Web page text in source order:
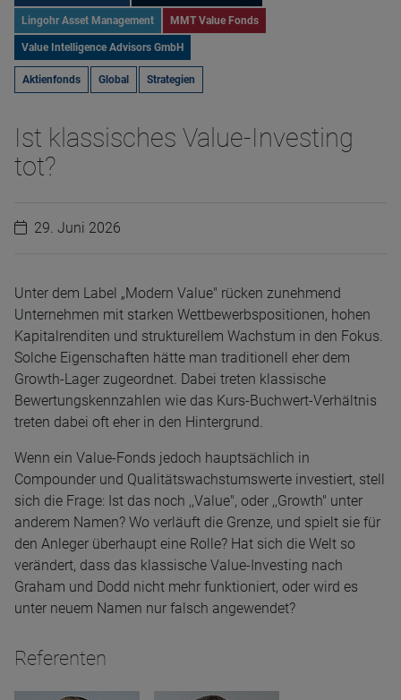
Lingohr Asset Management MMT Value Fonds
Value Intelligence Advisors GmbH
Aktienfonds Global Strategien
Ist klassisches Value-Investing
tot?
29. Juni 2026
Unter dem Label „Modern Value" rücken zunehmend
Unternehmen mit starken Wettbewerbspositionen, hohen
Kapitalrenditen und strukturellem Wachstum in den Fokus.
Solche Eigenschaften hätte man traditionell eher dem
Growth-Lager zugeordnet. Dabei treten klassische
Bewertungskennzahlen wie das Kurs-Buchwert-Verhältnis
treten dabei oft eher in den Hintergrund.
Wenn ein Value-Fonds jedoch hauptsächlich in
Compounder und Qualitätswachstumswerte investiert, stell
sich die Frage: Ist das noch ,,Value", oder ,,Growth" unter
anderem Namen? Wo verläuft die Grenze, und spielt sie für
den Anleger überhaupt eine Rolle? Hat sich die Welt so
verändert, dass das klassische Value-Investing nach
Graham und Dodd nicht mehr funktioniert, oder wird es
unter neuem Namen nur falsch angewendet?
Referenten